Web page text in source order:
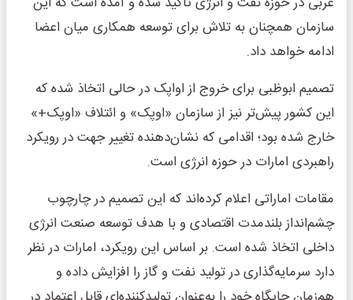
سازمان همچنان به تلاش برای توسعه همکاری میان اعضا
ادامه خواهد داد.
تصمیم ابوظبی برای خروج از اواپک در حالی اتخاذ شده که
این کشور پیش‌تر نیز از سازمان «اوپک» و ائتلاف «اوپک+»
خارج شده بود؛ اقدامی که نشان‌دهنده تغییر جهت در رویکرد
راهبردی امارات در حوزه انرژی است.
مقامات اماراتی اعلام کرده‌اند که این تصمیم در چارچوب
چشم‌انداز بلندمدت اقتصادی و با هدف توسعه صنعت انرژی
داخلی اتخاذ شده است. بر اساس این رویکرد، امارات در نظر
دارد سرمایه‌گذاری در تولید نفت و گاز را افزایش داده و